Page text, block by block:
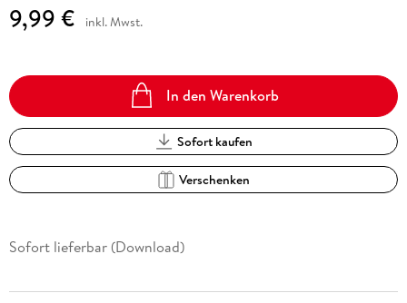
9,99 € inkl. Mwst.
In den Warenkorb
Sofort kaufen
Verschenken
Sofort lieferbar (Download)